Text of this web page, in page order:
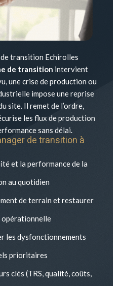
transition Echirolles
de transition intervient
une crise de production ou
impose une reprise
site. Il remet de l’ordre,
les flux de production
sans délai.
de transition à
et la performance de la
au quotidien
de terrain et restaurer
opérationnelle
les dysfonctionnements
prioritaires
clés (TRS, qualité, coûts,